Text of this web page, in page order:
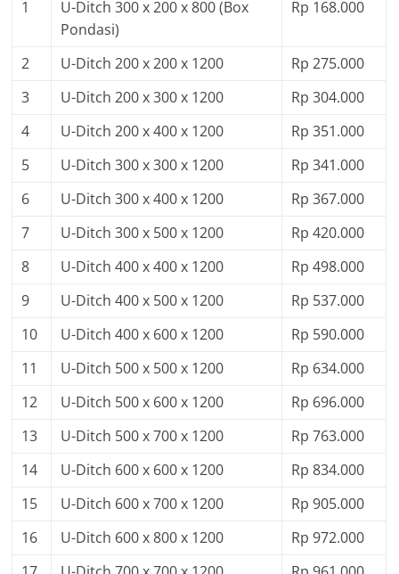
1
U-Ditch 300 x 200 x 800 (Box
Pondasi)
Rp 168.000
2 U-Ditch 200 x 200 x 1200
Rp 275.000
3
U-Ditch 200 x 300 x 1200
Rp 304.000
4
U-Ditch 200 x 400 x 1200
Rp 351.000
5
U-Ditch 300 x 300 x 1200
Rp 341.000
6
U-Ditch 300 x 400 x 1200
Rp 367.000
7
U-Ditch 300 x 500 x 1200
Rp 420.000
8
U-Ditch 400 x 400 x 1200
Rp 498.000
9
U-Ditch 400 x 500 x 1200
Rp 537.000
10
U-Ditch 400 x 600 x 1200
Rp 590.000
11
U-Ditch 500 x 500 x 1200
Rp 634.000
12
U-Ditch 500 x 600 x 1200
Rp 696.000
13
U-Ditch 500 x 700 x 1200
Rp 763.000
14
U-Ditch 600 x 600 x 1200
Rp 834.000
15
U-Ditch 600 x 700 x 1200
Rp 905.000
16
U-Ditch 600 x 800 x 1200
Rp 972.000